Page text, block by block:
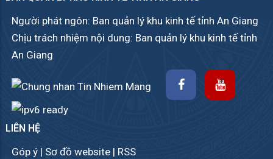
Người phát ngôn: Ban quản lý khu kinh tế tỉnh An Giang
Chịu trách nhiệm nội dung: Ban quản lý khu kinh tế tỉnh
An Giang
LIÊN HỆ
Góp ý | Sơ đồ website | RSS